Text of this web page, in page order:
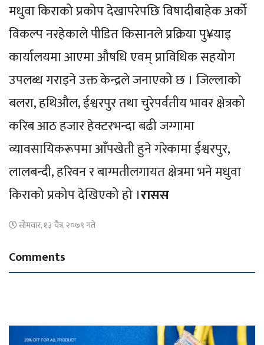
मधुवा किराको प्रकोप देखापरेपछि विषादीबाहेक अर्को
विकल्प नरहेकाले पीडित किसानले प्रक्रिया पु¥याइ
कार्यालयमा आएमा औषधि एवम् प्राविधिक सहयोग
उपलब्ध गराइने उक्त केन्द्रले जनाएको छ । जिल्लाको
बलरा, हथिऔल, ईश्वरपुर तथा चुरेपर्वतीय भावर क्षेत्रको
करिब आठ हजार हेक्टरभन्दा बढी जग्गामा
व्यावसायिकरूपमा आँपखेती हुने गरेकामा ईश्वरपुर,
लालबन्दी, हरिवन र बाग्मतीलगायत क्षेत्रमा भने मधुवा
किराको प्रकोप देखिएको हो ।रासस
सोमवार, १३ चैत्र, २०७९ गते
Comments